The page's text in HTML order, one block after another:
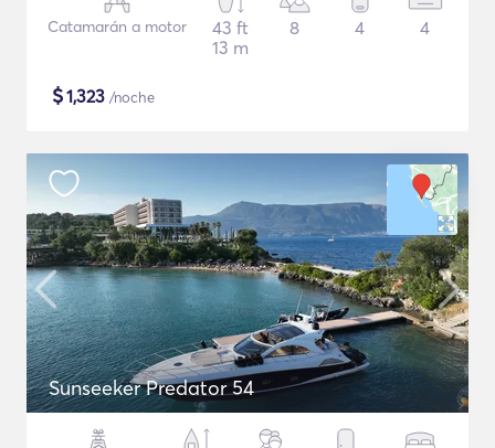
Catamarán a motor
43 ft
13 m
8 4 4
$1,323 /noche
Sunseeker Predator 54